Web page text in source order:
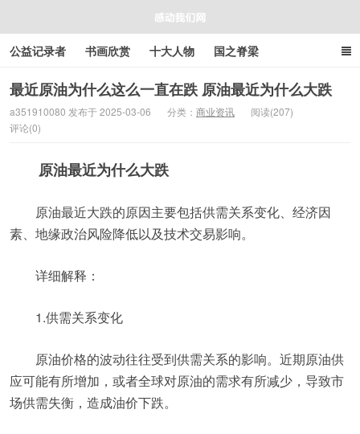
公益记录者 书画欣赏 十大人物 国之脊梁
好人好事 感人资讯 商业资讯 在线工具箱
最近原油为什么这么一直在跌 原油最近为什么大跌
a351910080 发布于 2025-03-06 分类： 商业资讯
阅读(207)
评论(0)
原油最近为什么大跌
原油最近大跌的原因主要包括供需关系变化、经济因
素、地缘政治风险降低以及技术交易影响。
详细解释：
1.供需关系变化
原油价格的波动往往受到供需关系的影响。近期原油供
应可能有所增加，或者全球对原油的需求有所减少，导致市
场供需失衡，造成油价下跌。